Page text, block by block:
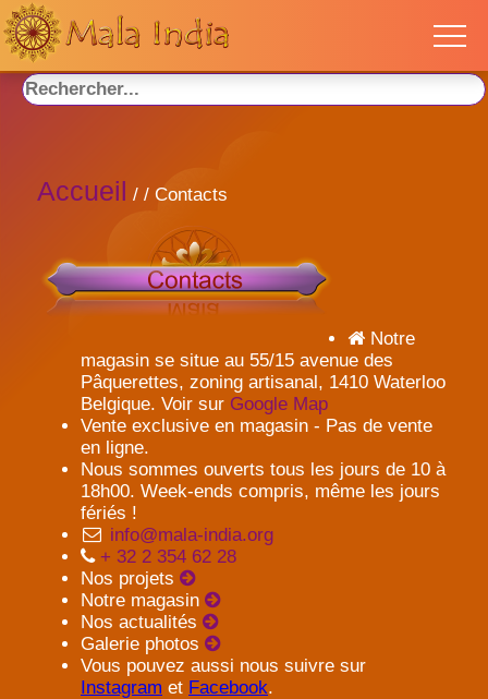
Accueil / / Contacts
Notre
magasin se situe au 55/15 avenue des
Pâquerettes, zoning artisanal, 1410 Waterloo
Belgique. Voir sur Google Map
Vente exclusive en magasin - Pas de vente
en ligne.
Nous sommes ouverts tous les jours de 10 à
18h00. Week-ends compris, même les jours
fériés !
info@mala-india.org
+ 32 2 354 62 28
Nos projets
Notre magasin
Nos actualités
Galerie photos
Vous pouvez aussi nous suivre sur
Instagram et Facebook.